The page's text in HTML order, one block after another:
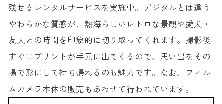
残せるレンタルサービスを実施中。デジタルとは違う
やわらかな質感が、熱海らしいレトロな景観や愛犬・
友人との時間を印象的に切り取ってくれます。撮影後
すぐにプリントが手元に出てくるので、思い出をその
場で形にして持ち帰れるのも魅力です。なお、フィル
ムカメラ本体の販売もあわせて行われています。